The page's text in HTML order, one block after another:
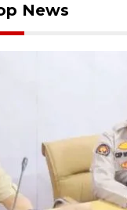
News